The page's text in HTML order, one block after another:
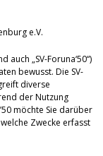
e.V.
„SV-Foruna‘50“)
bewusst. Die SV-
diverse
der Nutzung
möchte Sie darüber
Zwecke erfasst